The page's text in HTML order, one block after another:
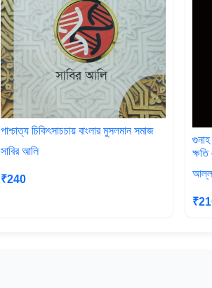
পাশ্চাত্য চিকিৎসাচচায় বাংলার মুসলমান সমাজ
সাবির আলি
₹240